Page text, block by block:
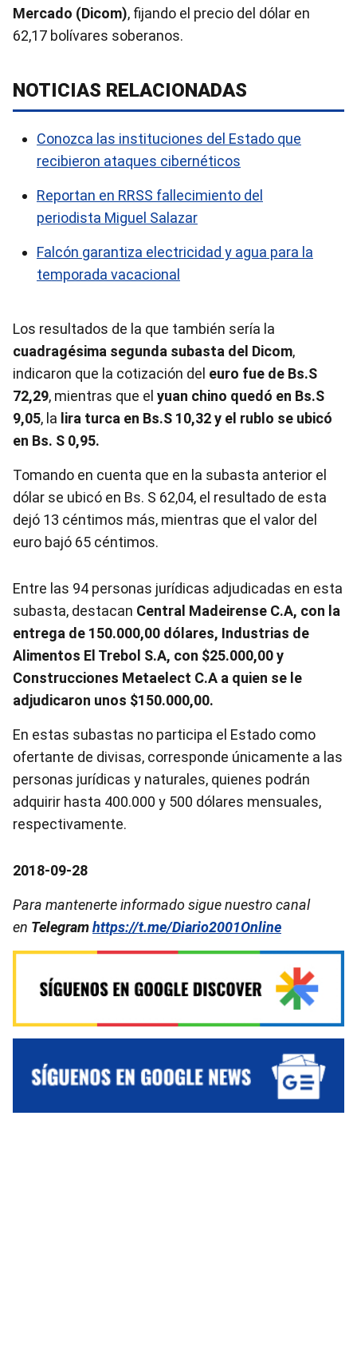
Mercado (Dicom), fijando el precio del dólar en
62,17 bolívares soberanos.
NOTICIAS RELACIONADAS
Conozca las instituciones del Estado que
recibieron ataques cibernéticos
Reportan en RRSS fallecimiento del
periodista Miguel Salazar
Falcón garantiza electricidad y agua para la
temporada vacacional
Los resultados de la que también sería la
cuadragésima segunda subasta del Dicom,
indicaron que la cotización del euro fue de Bs.S
72,29, mientras que el yuan chino quedó en Bs.S
9,05, la lira turca en Bs.S 10,32 y el rublo se ubicó
en Bs. S 0,95.
Tomando en cuenta que en la subasta anterior el
dólar se ubicó en Bs. S 62,04, el resultado de esta
dejó 13 céntimos más, mientras que el valor del
euro bajó 65 céntimos.
Entre las 94 personas jurídicas adjudicadas en esta
subasta, destacan Central Madeirense C.A, con la
entrega de 150.000,00 dólares, Industrias de
Alimentos El Trebol S.A, con $25.000,00 y
Construcciones Metaelect C.A a quien se le
adjudicaron unos $150.000,00.
En estas subastas no participa el Estado como
ofertante de divisas, corresponde únicamente a las
personas jurídicas y naturales, quienes podrán
adquirir hasta 400.000 y 500 dólares mensuales,
respectivamente.
2018-09-28
Para mantenerte informado sigue nuestro canal
en Telegramhttps://t.me/Diario2001Online